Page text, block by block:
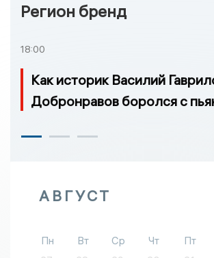
Регион бренд
18:00
Как историк Василий
Добронравов боролся с
АВГУСТ
Пн Вт Ср Чт Пт